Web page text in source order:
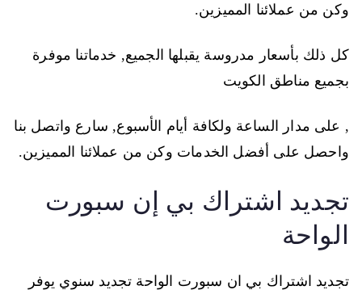
وكن من عملائنا المميزين.
كل ذلك بأسعار مدروسة يقبلها الجميع, خدماتنا موفرة
بجميع مناطق الكويت
, على مدار الساعة ولكافة أيام الأسبوع, سارع واتصل بنا
واحصل على أفضل الخدمات وكن من عملائنا المميزين.
تجديد اشتراك بي إن سبورت
الواحة
تجديد اشتراك بي ان سبورت الواحة تجديد سنوي يوفر